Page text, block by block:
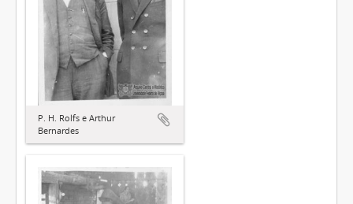
P. H. Rolfs e Arthur
Bernardes